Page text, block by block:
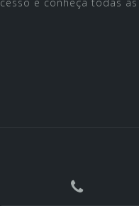
e conheça todas as